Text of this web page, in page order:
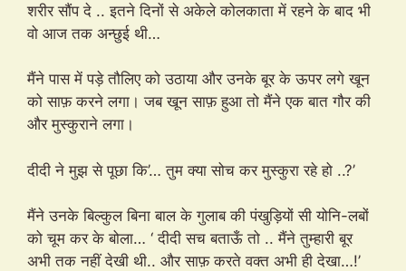
शरीर सौंप दे .. इतने दिनों से अकेले कोलकाता में रहने के बाद भी
वो आज तक अन्छुई थी…
मैंने पास में पड़े तौलिए को उठाया और उनके बूर के ऊपर लगे खून
को साफ़ करने लगा। जब खून साफ़ हुआ तो मैंने एक बात गौर की
और मुस्कुराने लगा।
दीदी ने मुझ से पूछा कि’… तुम क्या सोच कर मुस्कुरा रहे हो ..?’
मैंने उनके बिल्कुल बिना बाल के गुलाब की पंखुड़ियों सी योनि-लबों
को चूम कर के बोला… ‘ दीदी सच बताऊँ तो .. मैंने तुम्हारी बूर
अभी तक नहीं देखी थी.. और साफ़ करते वक्त अभी ही देखा…!’